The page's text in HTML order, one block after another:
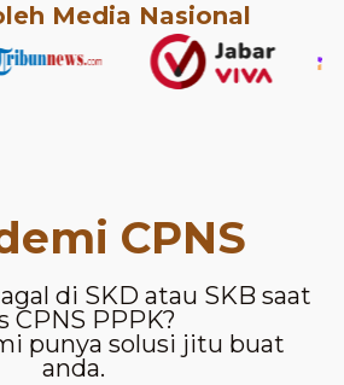
Media Nasional
CPNS
di SKD atau SKB saat
CPNS PPPK?
punya solusi jitu buat
anda.